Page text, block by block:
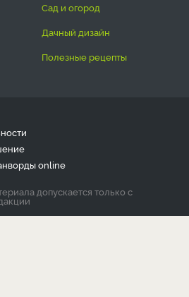
сад и огород
дачный дизайн
полезные рецепты
online
допускается только с